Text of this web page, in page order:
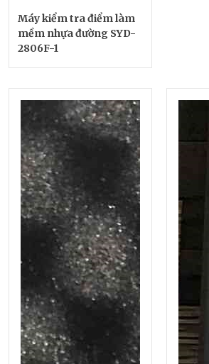
Máy kiểm tra điểm làm
mềm nhựa đường SYD-
2806F-1